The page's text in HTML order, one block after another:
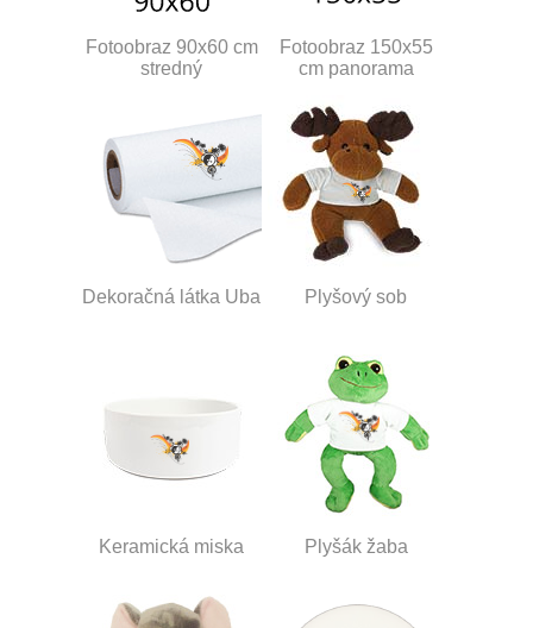
Fotoobraz 90x60 cm
stredný
Fotoobraz 150x55
cm panorama
Dekoračná látka Uba Plyšový sob
Keramická miska Plyšák žaba